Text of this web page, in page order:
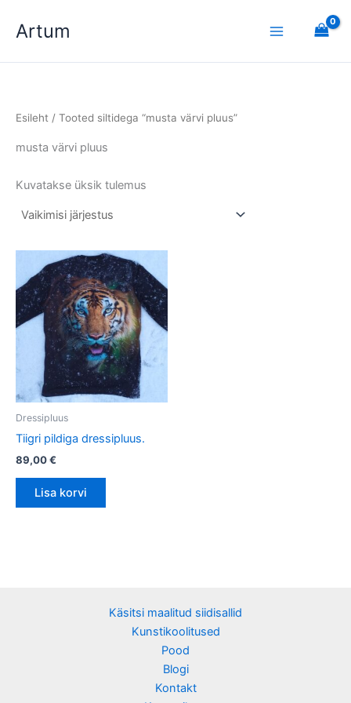
Artum
Esileht / Tooted siltidega “musta värvi pluus”
musta värvi pluus
Kuvatakse üksik tulemus
Dressipluus
Tiigri pildiga dressipluus.
89,00€
Lisa korvi
Käsitsi maalitud siidisallid
Kunstikoolitused
Pood
Blogi
Kontakt